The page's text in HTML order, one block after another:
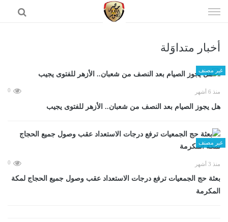
الى
أخبار متداوَلة
غير مصنف
منذ 6 أشهر 0
هل يجوز الصيام بعد النصف من شعبان.. الأزهر للفتوى يجيب
غير مصنف
منذ 3 أشهر 0
بعثة حج الجمعيات ترفع درجات الاستعداد عقب وصول جميع الحجاج لمكة
المكرمة